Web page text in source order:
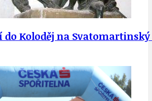
do Koloděj na Svatomartinský